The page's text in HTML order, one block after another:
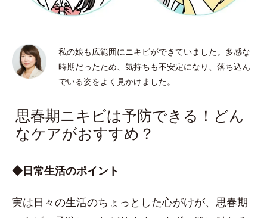
私の娘も広範囲にニキビができていました。多感な
時期だったため、気持ちも不安定になり、落ち込ん
でいる姿をよく見かけました。
思春期ニキビは予防できる！どん
なケアがおすすめ？
◆日常生活のポイント
実は日々の生活のちょっとした心がけが、思春期